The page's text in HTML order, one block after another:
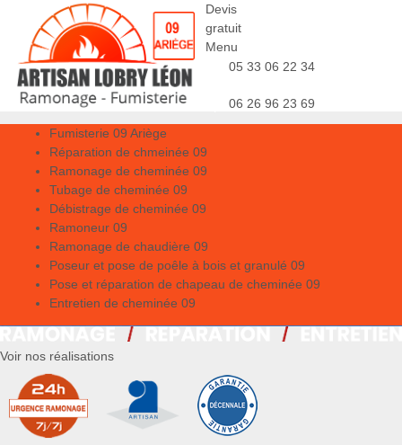
Devis
gratuit
Menu
05 33 06 22 34
06 26 96 23 69
Fumisterie 09 Ariège
Réparation de chmeinée 09
Ramonage de cheminée 09
Tubage de cheminée 09
Débistrage de cheminée 09
Ramoneur 09
Ramonage de chaudière 09
Poseur et pose de poêle à bois et granulé 09
Pose et réparation de chapeau de cheminée 09
Entretien de cheminée 09
Voir nos réalisations